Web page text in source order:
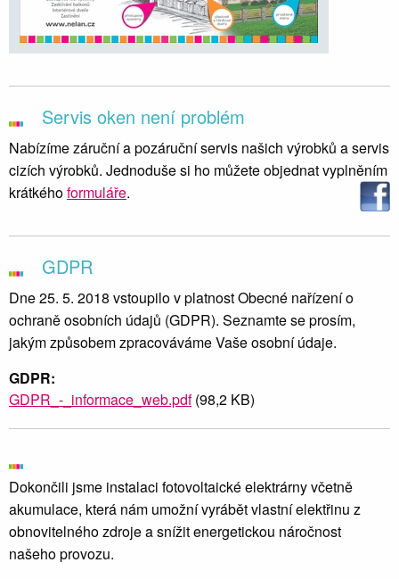
Servis oken není problém
Nabízíme záruční a pozáruční servis našich výrobků a servis
cizích výrobků. Jednoduše si ho můžete objednat vyplněním
krátkéhoformuláře.
GDPR
Dne 25. 5. 2018 vstoupilo v platnost Obecné nařízení o
ochraně osobních údajů (GDPR). Seznamte se prosím,
jakým způsobem zpracováváme Vaše osobní údaje.
GDPR:
GDPR_-_informace_web.pdf(98,2 KB)
Dokončili jsme instalaci fotovoltaické elektrárny včetně
akumulace, která nám umožní vyrábět vlastní elektřinu z
obnovitelného zdroje a snížit energetickou náročnost
našeho provozu.